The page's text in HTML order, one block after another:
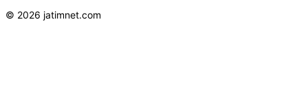
© 2026 jatimnet.com